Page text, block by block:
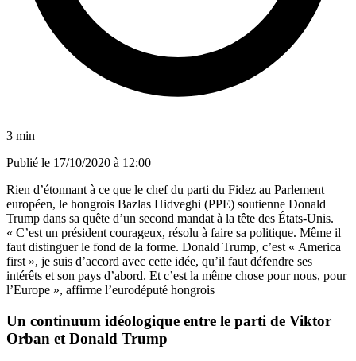
3 min
Publié le 17/10/2020 à 12:00
Rien d’étonnant à ce que le chef du parti du Fidez au Parlement
européen, le hongrois Bazlas Hidveghi (PPE) soutienne Donald
Trump dans sa quête d’un second mandat à la tête des États-Unis.
« C’est un président courageux, résolu à faire sa politique. Même il
faut distinguer le fond de la forme. Donald Trump, c’est « America
first », je suis d’accord avec cette idée, qu’il faut défendre ses
intérêts et son pays d’abord. Et c’est la même chose pour nous, pour
l’Europe », affirme l’eurodéputé hongrois
Un continuum idéologique entre le parti de Viktor
Orban et Donald Trump